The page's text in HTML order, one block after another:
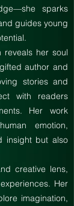
sparks
guides young
reveals her soul
author and
stories and
with readers
Her work
emotion,
insight but also
creative lens,
Her
imagination,